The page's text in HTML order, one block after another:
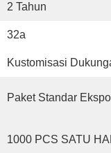
2 Tahun
32a
Kustomisasi
Paket Standar
1000 PCS SATU